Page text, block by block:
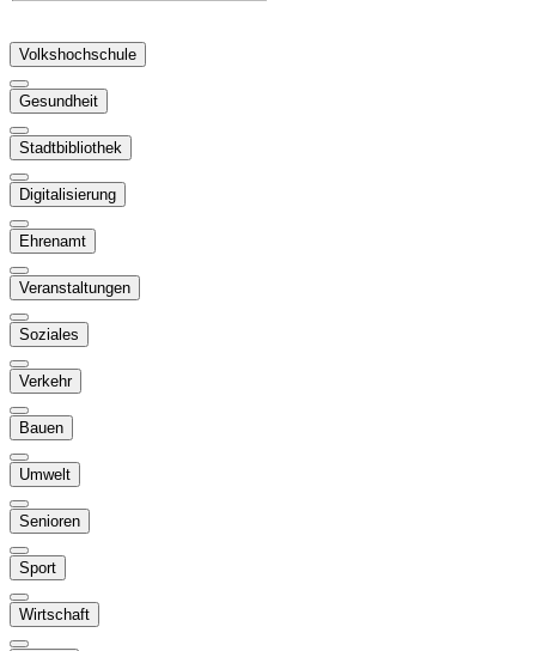
Volkshochschule
Gesundheit
Stadtbibliothek
Digitalisierung
Ehrenamt
Veranstaltungen
Soziales
Verkehr
Bauen
Umwelt
Senioren
Sport
Wirtschaft